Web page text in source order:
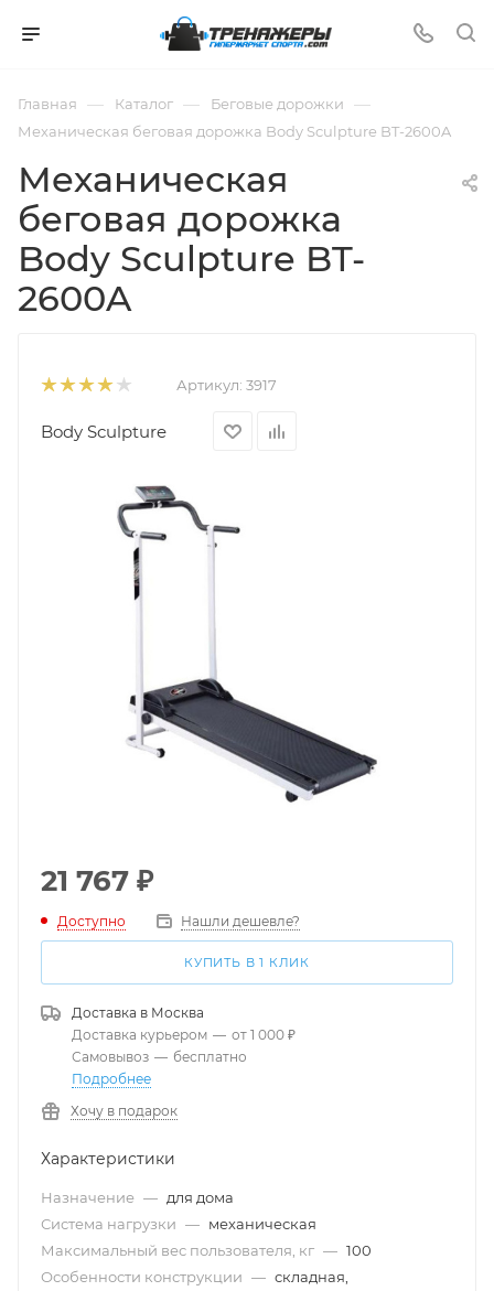
Главная — Каталог — Беговые дорожки —
Механическая беговая дорожка Body Sculpture BT-2600A
Механическая
беговая дорожка
Body Sculpture BT-
2600A
Артикул: 3917
Body Sculpture
21 767 ₽
Доступно Нашли дешевле?
КУПИТЬ В 1 КЛИК
Доставка в Москва
Доставка курьером — от 1 000 ₽
Самовывоз — бесплатно
Подробнее
Хочу в подарок
Характеристики
Назначение — для дома
Система нагрузки — механическая
Максимальный вес пользователя, кг — 100
Особенности конструкции — складная,